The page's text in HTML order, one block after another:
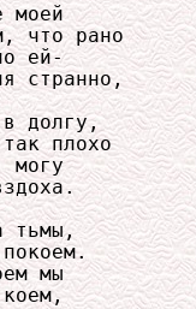
моей
что рано
ей-
странно,
долгу,
плохо
могу
тьмы,
мы